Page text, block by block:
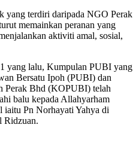
yang terdiri daripada NGO Perak
memainkan peranan yang
aktiviti amal, sosial,
yang lalu, Kumpulan PUBI yang
Bersatu Ipoh (PUBI) dan
Perak Bhd (KOPUBI) telah
balu kepada Allahyarham
Pn Norhayati Yahya di
Ridzuan.